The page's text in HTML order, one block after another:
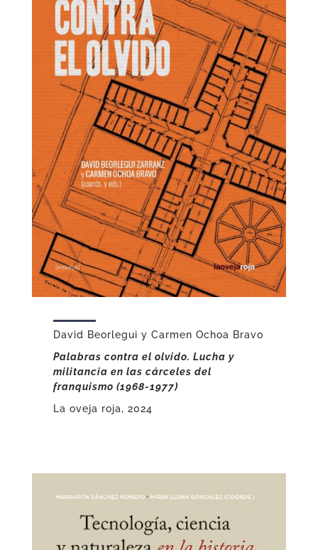
David Beorlegui y Carmen Ochoa Bravo
Palabras contra el olvido. Lucha y
militancia en las cárceles del
franquismo (1968-1977)
La oveja roja, 2024